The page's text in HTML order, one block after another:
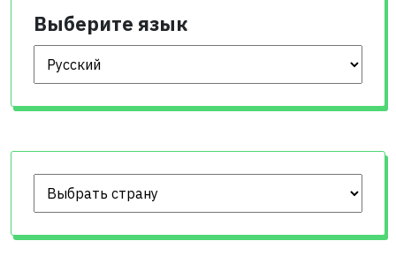
Выберите язык
Выберите язык